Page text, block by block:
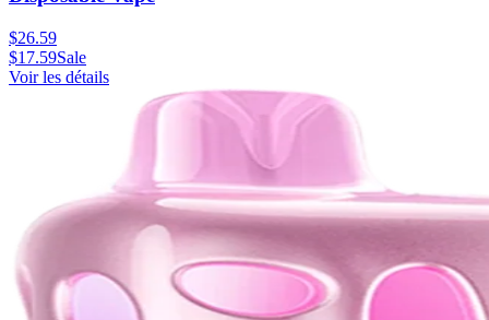
$26.59
$17.59Sale
Voir les détails